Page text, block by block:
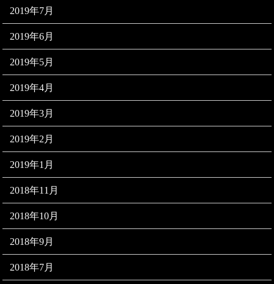
2019年7月
2019年6月
2019年5月
2019年4月
2019年3月
2019年2月
2019年1月
2018年11月
2018年10月
2018年9月
2018年7月